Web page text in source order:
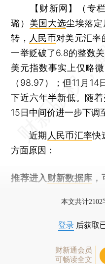
【财新网】（专
璐） 美国大选尘埃落定
转， 人民币对美元汇率
一举贬破了6.8的整数关
美元指数事实上仅略
（98.97）；但11月
下近六年半新低。随
15日中间价进一步下调
近期 人民币汇率快
方面原因：
推荐进入 财新数据库
本文共计
登录 后获取
财新通会员
可畅读全文